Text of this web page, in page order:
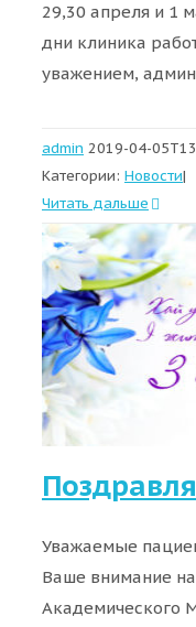
29,30 апреля и 1
дни клиника
уважением,
admin 2019-04-
Категории: Новости|
Читать дальше
Уважаемые
Ваше внимание
Академического